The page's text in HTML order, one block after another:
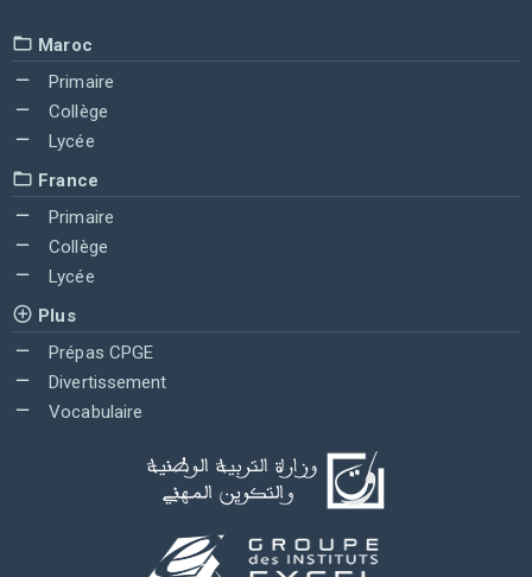
Maroc
Primaire
Collège
Lycée
France
Primaire
Collège
Lycée
Plus
Prépas CPGE
Divertissement
Vocabulaire